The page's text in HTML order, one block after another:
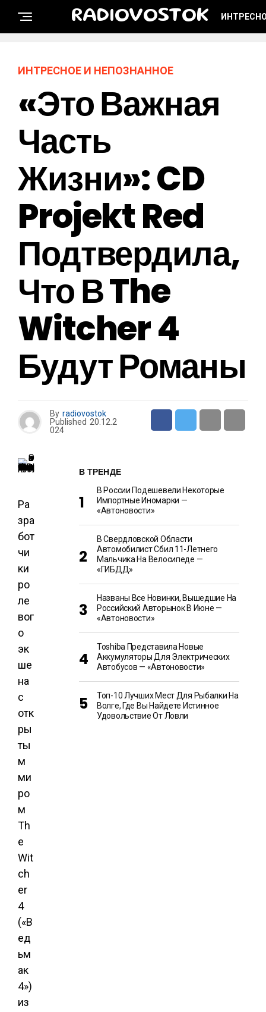
RADIOVOSTOK
ИНТРЕСНОЕ И НЕПОЗНАННОЕ
«Это Важная
Часть
Жизни»: CD
Projekt Red
Подтвердила,
Что В The
Witcher 4
Будут Романы
By radiovostok
Published 20.12.2
024
Ра
зра
бот
чи
ки
ро
ле
вог
о
эк
ше
на
с
отк
ры
ты
м
ми
ро
м
Th
e
Wit
ch
er
4
(«В
ед
ьм
ак
4»)
из
В ТРЕНДЕ
В России Подешевели Некоторые
Импортные Иномарки —
«Автоновости»
В Свердловской Области
Автомобилист Сбил 11-Летнего
Мальчика На Велосипеде —
«ГИБДД»
Названы Все Новинки, Вышедшие На
Российский Авторынок В Июне —
«Автоновости»
Toshiba Представила Новые
Аккумуляторы Для Электрических
Автобусов — «Автоновости»
Топ-10 Лучших Мест Для Рыбалки На
Волге, Где Вы Найдете Истинное
Удовольствие От Ловли